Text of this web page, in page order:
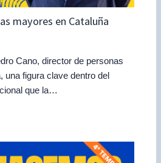
mayores en Cataluña
Cano, director de personas
una figura clave dentro del
que la…